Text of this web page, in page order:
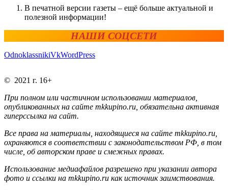
В печатной версии газеты – ещё больше актуальной и
полезной информации!
НАШИ СОЦСЕТИ
OdnoklassnikiVkWordPress
© 2021 г. 16+
При полном или частичном использовании материалов,
опубликованных на сайте mkkupino.ru, обязательна активная
гиперссылка на сайт.
Все права на материалы, находящиеся на сайте mkkupino.ru,
охраняются в соответствии с законодательством РФ, в том
числе, об авторском праве и смежных правах.
Использование медиафайлов разрешено при указании автора
фото и ссылки на mkkupino.ru как источник заимствования.